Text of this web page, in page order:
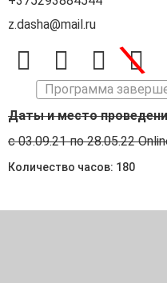
z.dasha@mail.ru
\
Программа
Даты и место
с 03.09.21 по 28.05.22
Количество часов: 180